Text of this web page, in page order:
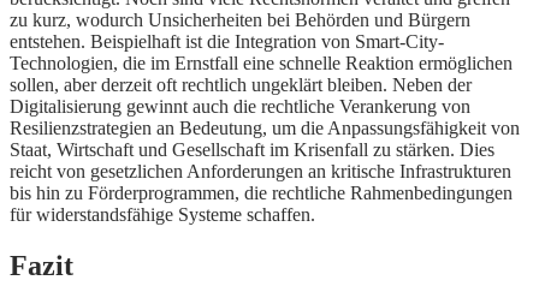
zu kurz, wodurch Unsicherheiten bei Behörden und Bürgern
entstehen. Beispielhaft ist die Integration von Smart-City-
Technologien, die im Ernstfall eine schnelle Reaktion ermöglichen
sollen, aber derzeit oft rechtlich ungeklärt bleiben. Neben der
Digitalisierung gewinnt auch die rechtliche Verankerung von
Resilienzstrategien an Bedeutung, um die Anpassungsfähigkeit von
Staat, Wirtschaft und Gesellschaft im Krisenfall zu stärken. Dies
reicht von gesetzlichen Anforderungen an kritische Infrastrukturen
bis hin zu Förderprogrammen, die rechtliche Rahmenbedingungen
für widerstandsfähige Systeme schaffen.
Fazit